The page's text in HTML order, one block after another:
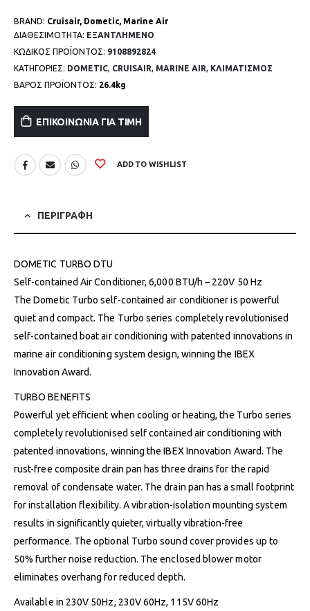
BRAND: Cruisair, Dometic, Marine Air
ΔΙΑΘΕΣΙΜΌΤΗΤΑ: ΕΞΑΝΤΛΗΜΈΝΟ
ΚΩΔΙΚΌΣ ΠΡΟΪΌΝΤΟΣ: 9108892824
ΚΑΤΗΓΟΡΊΕΣ: DOMETIC CRUISAIR MARINE AIR
ΚΛΙΜΑΤΙΣΜΟΣ
ΒΑΡΟΣ ΠΡΟΪΟΝΤΟΣ: 26.4kg
ΕΠΙΚΟΙΝΩΝΊΑ ΓΙΑ ΤΙΜΉ
ADD TO WISHLIST
ΠΕΡΙΓΡΑΦΉ
DOMETIC TURBO DTU
Self-contained Air Conditioner, 6,000 BTU/h – 220V 50 Hz
The Dometic Turbo self-contained air conditioner is powerful
quiet and compact. The Turbo series completely revolutionised
self-contained boat air conditioning with patented innovations in
marine air conditioning system design, winning the IBEX
Innovation Award.
TURBO BENEFITS
Powerful yet efficient when cooling or heating, the Turbo series
completely revolutionised self contained air conditioning with
patented innovations, winning the IBEX Innovation Award. The
rust-free composite drain pan has three drains for the rapid
removal of condensate water. The drain pan has a small footprint
for installation flexibility. A vibration-isolation mounting system
results in significantly quieter, virtually vibration-free
performance. The optional Turbo sound cover provides up to
50% further noise reduction. The enclosed blower motor
eliminates overhang for reduced depth.
Available in 230V 50Hz, 230V 60Hz, 115V 60Hz